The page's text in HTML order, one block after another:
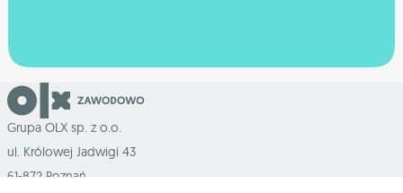
Grupa OLX sp. z o.o.
ul. Królowej Jadwigi 43
61-872 Poznań